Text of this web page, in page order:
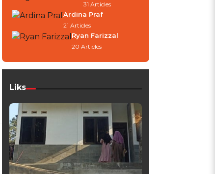
31 Articles
Ardina Praf
21 Articles
Ryan Farizzal
20 Articles
Liks